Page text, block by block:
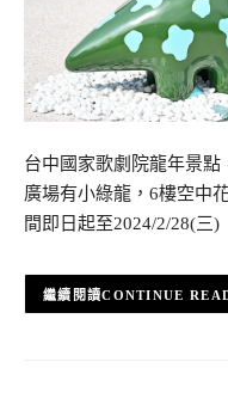
台中國家歌劇院龍年景
廣場有小綠龍，6樓空中
間即日起至2024/2/28(三)
CONTINUE